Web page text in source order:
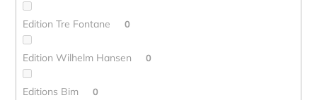
Edition Tre Fontane 0
Edition Wilhelm Hansen 0
Editions Bim 0